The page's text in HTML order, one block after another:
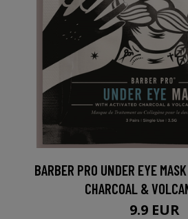
BARBER PRO UNDER EYE
CHARCOAL &
9.9 EUR